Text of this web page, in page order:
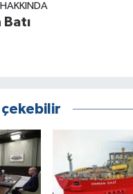
Batı
çekebilir